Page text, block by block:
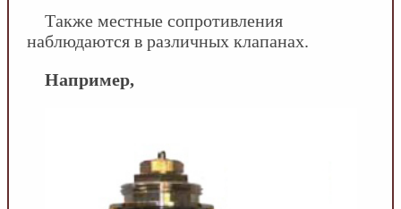
Также местные сопротивления
наблюдаются в различных клапанах.
Например,